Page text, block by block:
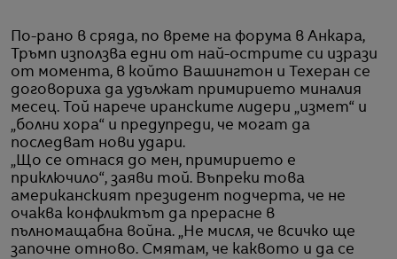
По-рано в сряда, по време на форума в Анкара,
Тръмп използва едни от най-острите си изрази
от момента, в който Вашингтон и Техеран се
договориха да удължат примирието миналия
месец. Той нарече иранските лидери „измет“ и
„болни хора“ и предупреди, че могат да
последват нови удари.
„Що се отнася до мен, примирието е
приключило“, заяви той. Въпреки това
американският президент подчерта, че не
очаква конфликтът да прерасне в
пълномащабна война. „Не мисля, че всичко ще
започне отново. Смятам, че каквото и да се